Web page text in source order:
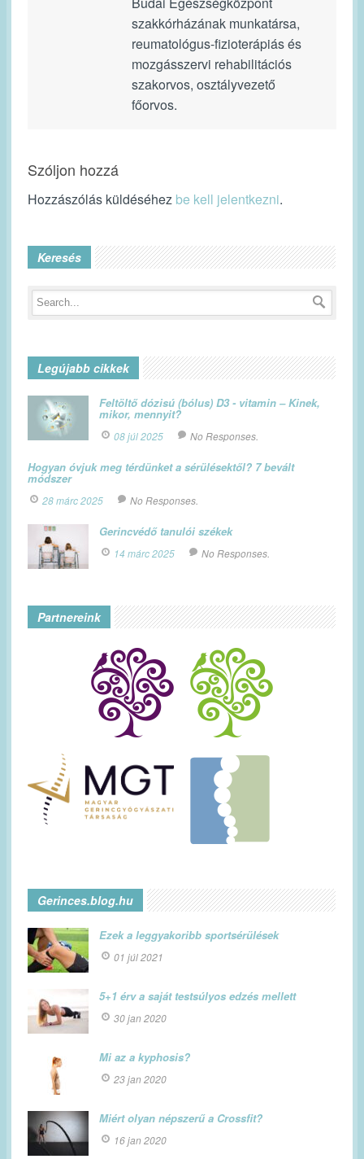
szakkórházának munkatársa,
reumatológus-fizioterápiás és
mozgásszervi rehabilitációs
szakorvos, osztályvezető
főorvos.
Szóljon hozzá
Hozzászólás küldéséhez be kell jelentkezni.
Keresés
Legújabb cikkek
Feltöltő dózisú (bólus) D3 - vitamin – Kinek,
mikor, mennyit?
08 júl 2025 No Responses.
Hogyan óvjuk meg térdünket a sérülésektől? 7 bevált
módszer
28 márc 2025 No Responses.
Gerincvédő tanulói székek
14 márc 2025 No Responses.
Partnereink
Gerinces.blog.hu
Ezek a leggyakoribb sportsérülések
01 júl 2021
5+1 érv a saját testsúlyos edzés mellett
30 jan 2020
Mi az a kyphosis?
23 jan 2020
Miért olyan népszerű a Crossfit?
16 jan 2020